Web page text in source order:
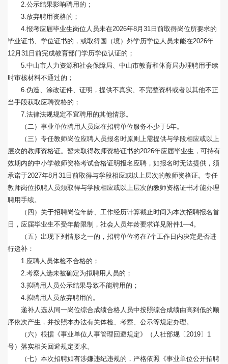
2.公示结果影响聘用的；
3.放弃聘用资格的；
4.报考应届毕业生岗位人员未在2026年8月31日前取得岗位所要求的
毕业证书、学位证书的，或取得国（境）外学历学位人员未能在2026年
12月31日前完成教育部门学历学位认证的；
5.中山市人力资源和社会保障局、中山市教育和体育局办理聘用手续
时审核材料不通过的；
6.伪造、涂改证件、证明，提供不真实、不完整资料或者以其他不正
当手段获取应聘资格的；
7.法律法规规定不宜聘用的其他情形。
（二）事业单位聘用人员应在招聘单位服务不少于5年。
（三）专任教师岗位应聘人员报名时原则上需提供与学段相应或以上
层次的教师资格证。暂未取得教师资格证书的2026年应届毕业生，可持有
效期内的中小学教师资格考试合格证明报名应聘，如报名时无法提供，须
承诺于2027年8月31日前取得与学段相应或以上层次的教师资格证。专任
教师岗位拟聘人员须取得与学段相应或以上层次的教师资格证书才能办理
聘用手续。
（四）关于招聘岗位年龄、工作经历计算截止时间为本次招聘报名首
日，应届毕业生不受年龄限制，社会人员年龄要求详见附件1—4。
（五）出现下列情形之一的，招聘单位将在7个工作日内决定是否进
行递补：
1.应聘人员体检不合格的；
2.考察人选未被确定为拟聘用人员的；
3.拟聘用人员公示结果导致不能聘用的；
4.拟聘用人员放弃聘用的。
递补人选从同一岗位综合成绩合格人员中按照综合成绩由高到低的顺
序依次产生，并按照本办法有关体检、考察、公示等规定办理。
（六）根据《事业单位人事管理回避规定》（人社部规〔2019〕1
号）落实相关回避规定要求。
（七）本次招聘如有涉嫌违纪违规的，严格依照《事业单位公开招聘